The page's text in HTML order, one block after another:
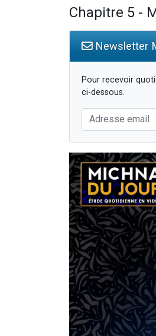
Chapitre 5 -
Newsletter
Pour recevoir
ci-dessous.